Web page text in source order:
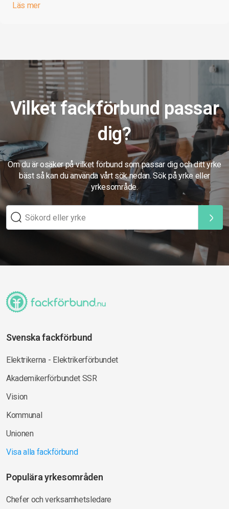
Läs mer
Vilket fackförbund passar
dig?
Om du är osäker på vilket förbund som passar dig och ditt yrke
bäst så kan du använda vårt sök nedan. Sök på yrke eller
yrkesområde.
Svenska fackförbund
Elektrikerna - Elektrikerförbundet
Akademikerförbundet SSR
Vision
Kommunal
Unionen
Visa alla fackförbund
Populära yrkesområden
Chefer och verksamhetsledare